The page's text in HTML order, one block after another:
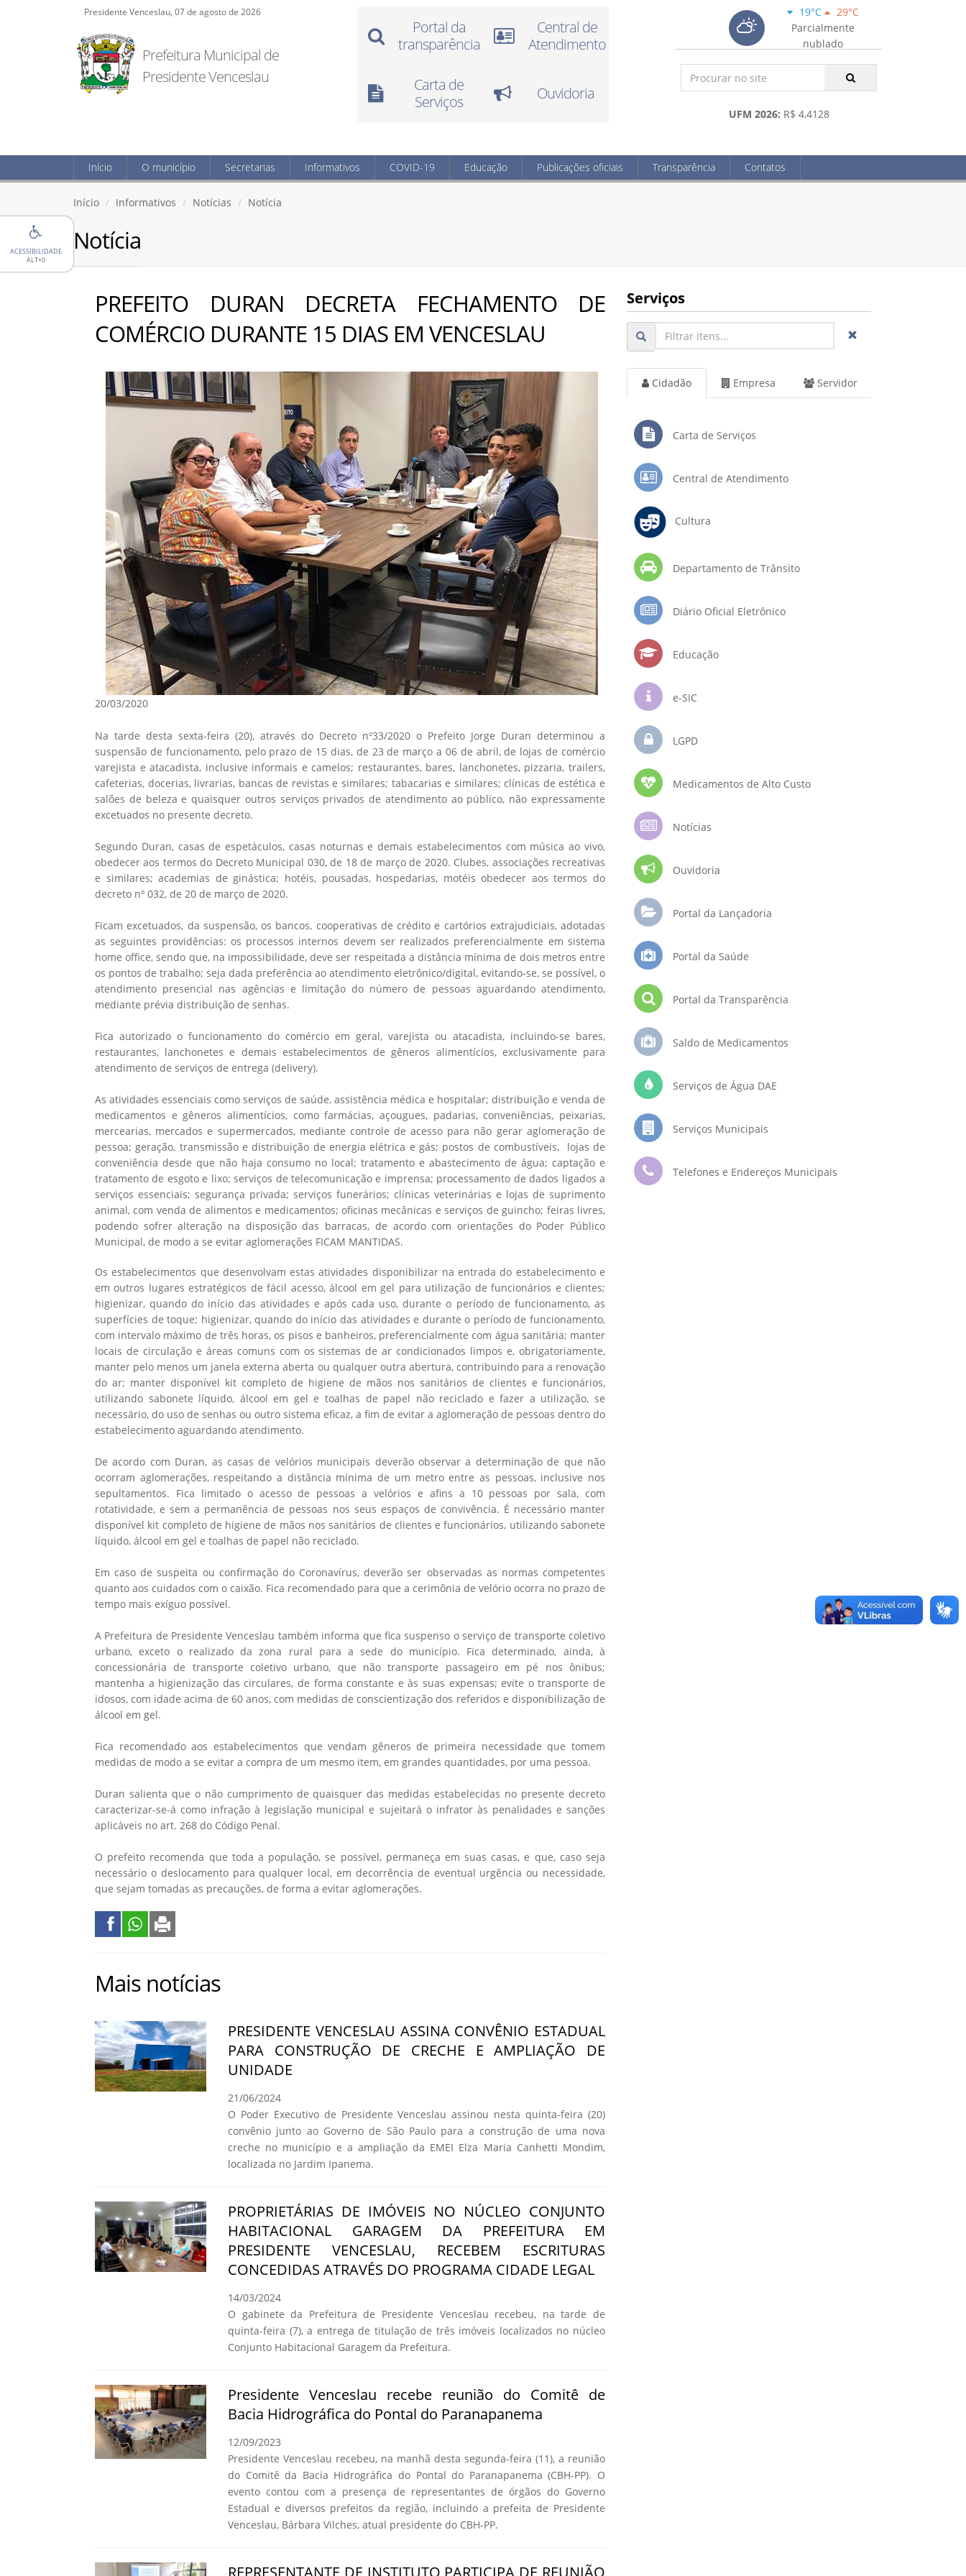
ACESSIBILIDADE
ALT+0
Presidente Venceslau, 07 de agosto de 2026
Prefeitura Municipal de
Presidente Venceslau
Portal da
transparência
Central de
Atendimento
Carta de
Serviços
Ouvidoria
19°C
29°C
Parcialmente
nublado
UFM 2026: R$ 4,4128
Início O município Secretarias Informativos COVID-19 Educação Publicações oficiais Transparência Contatos
Início Informativos Notícias Notícia
Notícia
PREFEITO DURAN DECRETA FECHAMENTO DE
COMÉRCIO DURANTE 15 DIAS EM VENCESLAU
20/03/2020
Na tarde desta sexta-feira (20), através do Decreto nº33/2020 o Prefeito Jorge Duran determinou a
suspensão de funcionamento, pelo prazo de 15 dias, de 23 de março a 06 de abril, de lojas de comércio
varejista e atacadista, inclusive informais e camelos; restaurantes, bares, lanchonetes, pizzaria, trailers,
cafeterias, docerias, livrarias, bancas de revistas e similares; tabacarias e similares; clínicas de estética e
salões de beleza e quaisquer outros serviços privados de atendimento ao público, não expressamente
excetuados no presente decreto.
Segundo Duran, casas de espetáculos, casas noturnas e demais estabelecimentos com música ao vivo,
obedecer aos termos do Decreto Municipal 030, de 18 de março de 2020. Clubes, associações recreativas
e similares; academias de ginástica; hotéis, pousadas, hospedarias, motéis obedecer aos termos do
decreto nº 032, de 20 de março de 2020.
Ficam excetuados, da suspensão, os bancos, cooperativas de crédito e cartórios extrajudiciais, adotadas
as seguintes providências: os processos internos devem ser realizados preferencialmente em sistema
home office, sendo que, na impossibilidade, deve ser respeitada a distância mínima de dois metros entre
os pontos de trabalho; seja dada preferência ao atendimento eletrônico/digital, evitando-se, se possível, o
atendimento presencial nas agências e limitação do número de pessoas aguardando atendimento,
mediante prévia distribuição de senhas.
Fica autorizado o funcionamento do comércio em geral, varejista ou atacadista, incluindo-se bares,
restaurantes, lanchonetes e demais estabelecimentos de gêneros alimentícios, exclusivamente para
atendimento de serviços de entrega (delivery).
As atividades essenciais como serviços de saúde, assistência médica e hospitalar; distribuição e venda de
medicamentos e gêneros alimentícios, como farmácias, açougues, padarias, conveniências, peixarias,
mercearias, mercados e supermercados, mediante controle de acesso para não gerar aglomeração de
pessoa; geração, transmissão e distribuição de energia elétrica e gás; postos de combustíveis, lojas de
conveniência desde que não haja consumo no local; tratamento e abastecimento de água; captação e
tratamento de esgoto e lixo; serviços de telecomunicação e imprensa; processamento de dados ligados a
serviços essenciais; segurança privada; serviços funerários; clínicas veterinárias e lojas de suprimento
animal, com venda de alimentos e medicamentos; oficinas mecânicas e serviços de guincho; feiras livres,
podendo sofrer alteração na disposição das barracas, de acordo com orientações do Poder Público
Municipal, de modo a se evitar aglomerações FICAM MANTIDAS.
Os estabelecimentos que desenvolvam estas atividades disponibilizar na entrada do estabelecimento e
em outros lugares estratégicos de fácil acesso, álcool em gel para utilização de funcionários e clientes;
higienizar, quando do início das atividades e após cada uso, durante o período de funcionamento, as
superfícies de toque; higienizar, quando do início das atividades e durante o período de funcionamento,
com intervalo máximo de três horas, os pisos e banheiros, preferencialmente com água sanitária; manter
locais de circulação e áreas comuns com os sistemas de ar condicionados limpos e, obrigatoriamente,
manter pelo menos um janela externa aberta ou qualquer outra abertura, contribuindo para a renovação
do ar; manter disponível kit completo de higiene de mãos nos sanitários de clientes e funcionários,
utilizando sabonete líquido, álcool em gel e toalhas de papel não reciclado e fazer a utilização, se
necessário, do uso de senhas ou outro sistema eficaz, a fim de evitar a aglomeração de pessoas dentro do
estabelecimento aguardando atendimento.
De acordo com Duran, as casas de velórios municipais deverão observar a determinação de que não
ocorram aglomerações, respeitando a distância mínima de um metro entre as pessoas, inclusive nos
sepultamentos. Fica limitado o acesso de pessoas a velórios e afins a 10 pessoas por sala, com
rotatividade, e sem a permanência de pessoas nos seus espaços de convivência. É necessário manter
disponível kit completo de higiene de mãos nos sanitários de clientes e funcionários, utilizando sabonete
líquido, álcool em gel e toalhas de papel não reciclado.
Em caso de suspeita ou confirmação do Coronavírus, deverão ser observadas as normas competentes
quanto aos cuidados com o caixão. Fica recomendado para que a cerimônia de velório ocorra no prazo de
tempo mais exíguo possível.
A Prefeitura de Presidente Venceslau também informa que fica suspenso o serviço de transporte coletivo
urbano, exceto o realizado da zona rural para a sede do município. Fica determinado, ainda, à
concessionária de transporte coletivo urbano, que não transporte passageiro em pé nos ônibus;
mantenha a higienização das circulares, de forma constante e às suas expensas; evite o transporte de
idosos, com idade acima de 60 anos, com medidas de conscientização dos referidos e disponibilização de
álcool em gel.
Fica recomendado aos estabelecimentos que vendam gêneros de primeira necessidade que tomem
medidas de modo a se evitar a compra de um mesmo item, em grandes quantidades, por uma pessoa.
Duran salienta que o não cumprimento de quaisquer das medidas estabelecidas no presente decreto
caracterizar-se-á como infração à legislação municipal e sujeitará o infrator às penalidades e sanções
aplicáveis no art. 268 do Código Penal.
O prefeito recomenda que toda a população, se possível, permaneça em suas casas, e que, caso seja
necessário o deslocamento para qualquer local, em decorrência de eventual urgência ou necessidade,
que sejam tomadas as precauções, de forma a evitar aglomerações.
Mais notícias
PRESIDENTE VENCESLAU ASSINA CONVÊNIO ESTADUAL
PARA CONSTRUÇÃO DE CRECHE E AMPLIAÇÃO DE
UNIDADE
21/06/2024
O Poder Executivo de Presidente Venceslau assinou nesta quinta-feira (20)
convênio junto ao Governo de São Paulo para a construção de uma nova
creche no município e a ampliação da EMEI Elza Maria Canhetti Mondim,
localizada no Jardim Ipanema.
PROPRIETÁRIAS DE IMÓVEIS NO NÚCLEO CONJUNTO
HABITACIONAL GARAGEM DA PREFEITURA EM
PRESIDENTE VENCESLAU, RECEBEM ESCRITURAS
CONCEDIDAS ATRAVÉS DO PROGRAMA CIDADE LEGAL
14/03/2024
O gabinete da Prefeitura de Presidente Venceslau recebeu, na tarde de
quinta-feira (7), a entrega de titulação de três imóveis localizados no núcleo
Conjunto Habitacional Garagem da Prefeitura.
Presidente Venceslau recebe reunião do Comitê de
Bacia Hidrográfica do Pontal do Paranapanema
12/09/2023
Presidente Venceslau recebeu, na manhã desta segunda-feira (11), a reunião
do Comitê da Bacia Hidrográfica do Pontal do Paranapanema (CBH-PP). O
evento contou com a presença de representantes de órgãos do Governo
Estadual e diversos prefeitos da região, incluindo a prefeita de Presidente
Venceslau, Bárbara Vilches, atual presidente do CBH-PP.
REPRESENTANTE DE INSTITUTO PARTICIPA DE REUNIÃO
Serviços
Cidadão Empresa Servidor
Carta de Serviços
Central de Atendimento
Cultura
Departamento de Trânsito
Diário Oficial Eletrônico
Educação
e-SIC
LGPD
Medicamentos de Alto Custo
Notícias
Ouvidoria
Portal da Lançadoria
Portal da Saúde
Portal da Transparência
Saldo de Medicamentos
Serviços de Água DAE
Serviços Municipais
Telefones e Endereços Municipais